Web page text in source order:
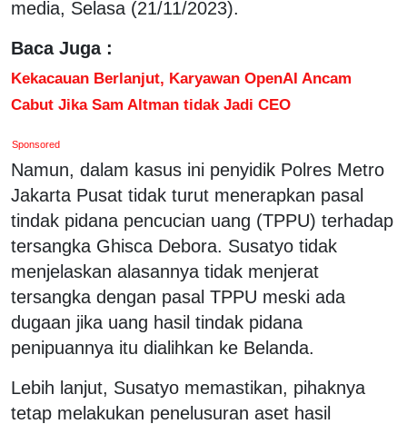
media, Selasa (21/11/2023).
Baca Juga :
Kekacauan Berlanjut, Karyawan OpenAI Ancam
Cabut Jika Sam Altman tidak Jadi CEO
Sponsored
Namun, dalam kasus ini penyidik Polres Metro
Jakarta Pusat tidak turut menerapkan pasal
tindak pidana pencucian uang (TPPU) terhadap
tersangka Ghisca Debora. Susatyo tidak
menjelaskan alasannya tidak menjerat
tersangka dengan pasal TPPU meski ada
dugaan jika uang hasil tindak pidana
penipuannya itu dialihkan ke Belanda.
Lebih lanjut, Susatyo memastikan, pihaknya
tetap melakukan penelusuran aset hasil